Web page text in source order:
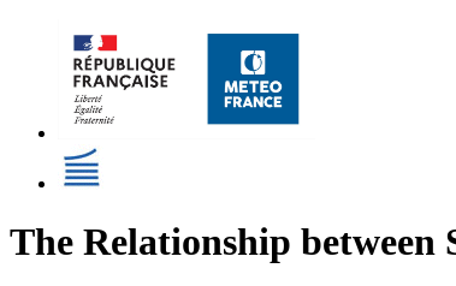
The Relationship between